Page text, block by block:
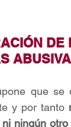
DE
que se
y por tanto
ningún